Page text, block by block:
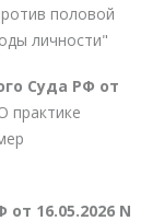
половой
личности"
Суда РФ от
практике
16.05.2026 N